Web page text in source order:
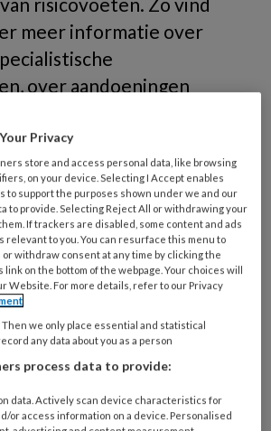
meer informatie over
over aandoeningen
of samenwerking in
voet
voet
Privacy
store and access personal data, like browsing
on your device. Selecting I Accept enables
to support the purposes shown under we and our
to provide. Selecting Reject All or withdrawing your
If trackers are disabled, some content and ads
relevant to you. You can resurface this menu to
withdraw consent at any time by clicking the
on the bottom of the webpage. Your choices will
Website. For more details, refer to our Privacy
we only place essential and statistical
any data about you as a person
process data to provide:
data. Actively scan device characteristics for
or access information on a device. Personalised